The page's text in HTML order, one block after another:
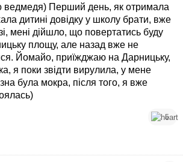
ведмедя) Перший день, як отримала
дитині довідку у школу брати, вже
мені дійшло, що повертатись буду
площу, але назад вже не
Йомайо, приїжджаю на Дарницьку,
я поки звідти вирулила, у мене
була мокра, після того, я вже
5